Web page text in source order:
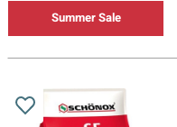
Summer Sale